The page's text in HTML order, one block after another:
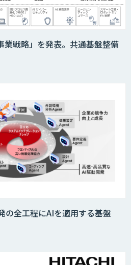
業戦略」を発表。共通基盤整備
の全工程にAIを適用する基盤